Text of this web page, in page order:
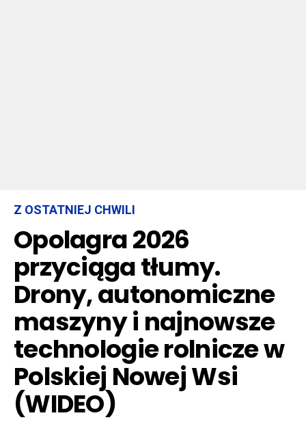
Z OSTATNIEJ CHWILI
Opolagra 2026
przyciąga tłumy.
Drony, autonomiczne
maszyny i najnowsze
technologie rolnicze w
Polskiej Nowej Wsi
(WIDEO)